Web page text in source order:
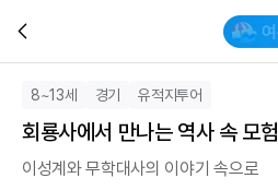
8~13세 경기 유적지투어
회룡사에서 만나는 역사 속 모험
이성계와 무학대사의 이야기 속으로